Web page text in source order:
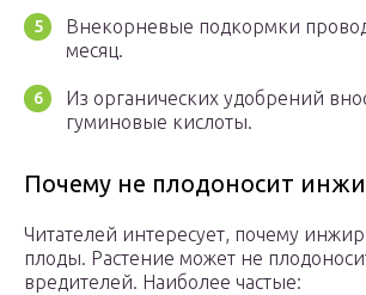
Внекорневые подкормки
месяц.
Из органических удобрений
гуминовые кислоты.
Почему не плодоносит
Читателей интересует, почему
плоды. Растение может не
вредителей. Наиболее частые: